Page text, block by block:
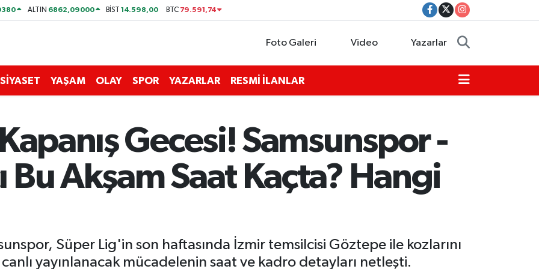
ALTIN 6862,09000 BİST14.598,00 BTC 79.591,74
Foto Galeri Video Yazarlar
SİYASET YAŞAM OLAY SPOR YAZARLAR RESMİ İLANLAR
Gecesi! Samsunspor -
Bu Akşam Saat Kaçta? Hangi
Süper Lig'in son haftasında İzmir temsilcisi Göztepe ile kozlarını
yayınlanacak mücadelenin saat ve kadro detayları netleşti.